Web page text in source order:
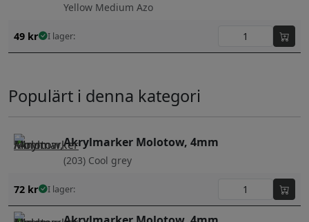
Yellow Medium Azo
49 kr I lager:
Populärt i denna kategori
Akrylmarker Molotow, 4mm
(203) Cool grey
72 kr I lager: